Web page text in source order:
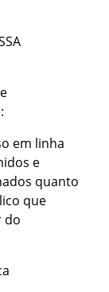
em linha
e
quanto
que
do